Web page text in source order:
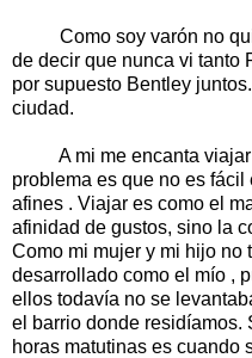
Como soy varón no
de decir que nunca vi tanto
por supuesto Bentley
ciudad.
A mi me encanta viajar ,
problema es que no es
afines . Viajar es como el
afinidad de gustos, sino la
Como mi mujer y mi hijo no
desarrollado como el mío ,
ellos todavía no se
el barrio donde residíamos.
horas matutinas es cuando